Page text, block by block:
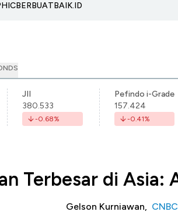
BERBUATBAIK.ID
JII
380.533
-0.68%
Pefindo i-Grade
157.424
-0.41%
Terbesar di Asia:
Gelson Kurniawan,